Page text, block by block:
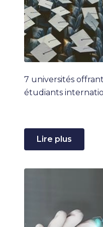
7 universités
étudiants
Lire plus